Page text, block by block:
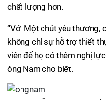
chất lượng hơn.
“Với Một chút yêu thương,
không chỉ sự hỗ trợ thiết
viên để họ có thêm nghị
ông Nam cho biết.